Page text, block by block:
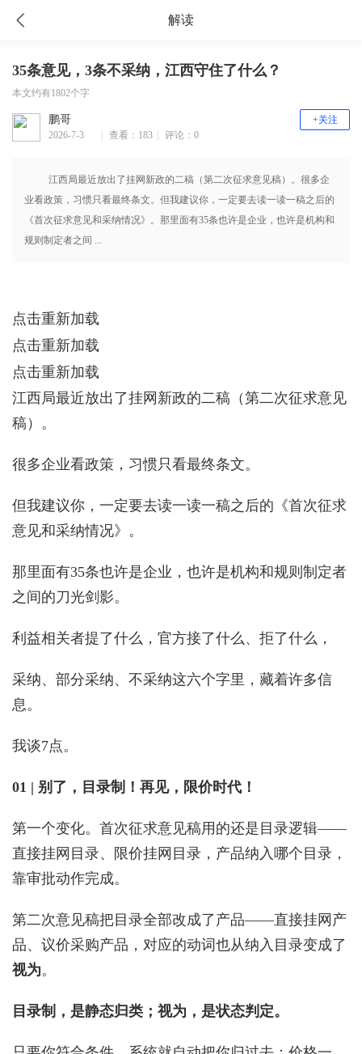
解读
35条意见，3条不采纳，江西守住了什么？
本文约有1802个字
鹏哥
2026-7-3
查看：183 评论：0
+关注
江西局最近放出了挂网新政的二稿（第二次征求意见稿）。很多企
业看政策，习惯只看最终条文。但我建议你，一定要去读一读一稿之后的
《首次征求意见和采纳情况》。那里面有35条也许是企业，也许是机构和
规则制定者之间 ...
点击重新加载
点击重新加载
点击重新加载
江西局最近放出了挂网新政的二稿（第二次征求意见
稿）。
很多企业看政策，习惯只看最终条文。
但我建议你，一定要去读一读一稿之后的《首次征求
意见和采纳情况》。
那里面有35条也许是企业，也许是机构和规则制定者
之间的刀光剑影。
利益相关者提了什么，官方接了什么、拒了什么，
采纳、部分采纳、不采纳这六个字里，藏着许多信
息。
我谈7点。
01 | 别了，目录制！再见，限价时代！
第一个变化。首次征求意见稿用的还是目录逻辑——
直接挂网目录、限价挂网目录，产品纳入哪个目录，
靠审批动作完成。
第二次意见稿把目录全部改成了产品——直接挂网产
品、议价采购产品，对应的动词也从纳入目录变成了
视为。
目录制，是静态归类；视为，是状态判定。